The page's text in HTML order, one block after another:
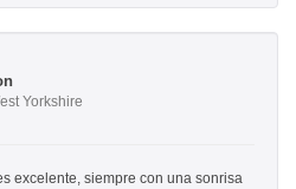
Yorkshire
excelente, siempre con una sonrisa